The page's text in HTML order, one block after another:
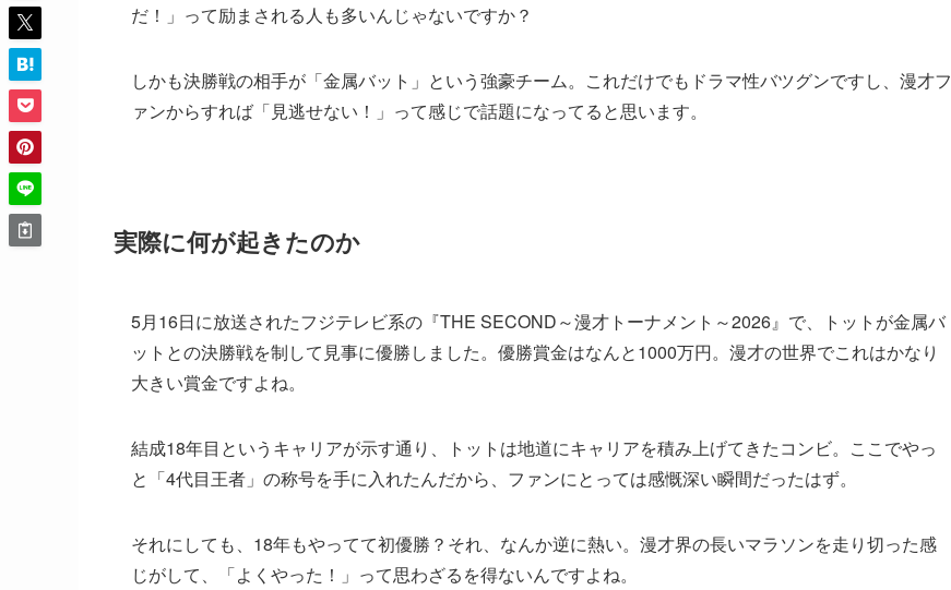
だ！」って励まされる人も多いんじゃないですか？
しかも決勝戦の相手が「金属バット」という強豪チーム。これだけでもドラマ性バツグンですし、漫才フ
ァンからすれば「見逃せない！」って感じで話題になってると思います。
実際に何が起きたのか
5月16日に放送されたフジテレビ系の『THE SECOND～漫才トーナメント～2026』で、トットが金属バ
ットとの決勝戦を制して見事に優勝しました。優勝賞金はなんと1000万円。漫才の世界でこれはかなり
大きい賞金ですよね。
結成18年目というキャリアが示す通り、トットは地道にキャリアを積み上げてきたコンビ。ここでやっ
と「4代目王者」の称号を手に入れたんだから、ファンにとっては感慨深い瞬間だったはず。
それにしても、18年もやってて初優勝？それ、なんか逆に熱い。漫才界の長いマラソンを走り切った感
じがして、「よくやった！」って思わざるを得ないんですよね。